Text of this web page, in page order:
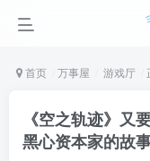
首页 万事屋 游戏厅
《空之轨迹》又
黑心资本家的故